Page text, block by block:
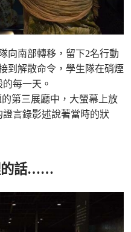
向南部轉移，留下2名行動
到解散命令，學生隊在硝煙
每一天。
第三展廳中，大螢幕上放
言錄影述說著當時的狀
的話……